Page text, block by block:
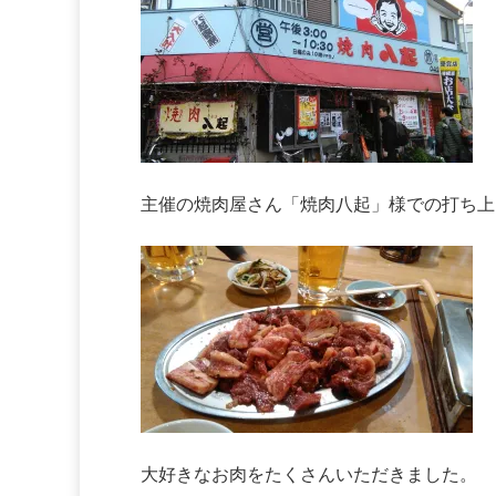
主催の焼肉屋さん「焼肉八起」様での打ち
大好きなお肉をたくさんいただきました。